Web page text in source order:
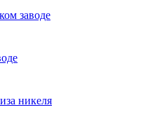
заводе
никеля